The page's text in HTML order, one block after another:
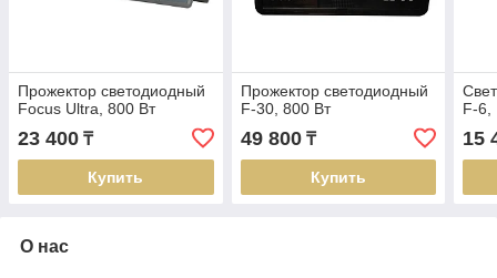
Прожектор светодиодный
Focus Ultra, 800 Вт
23 400 ₸
Купить
Прожектор светодиодный
F-30, 800 Вт
49 800₸
Купить
F-6,
15
О нас